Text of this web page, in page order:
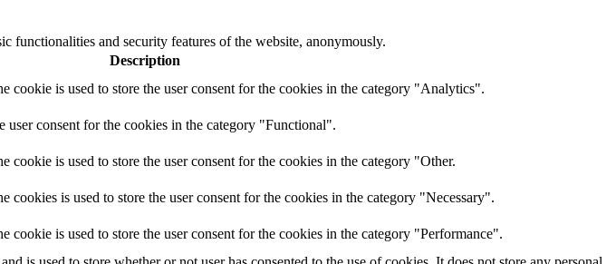
functionalities and security features of the website, anonymously.
Description
is used to store the user consent for the cookies in the category "Analytics".
consent for the cookies in the category "Functional".
is used to store the user consent for the cookies in the category "Other.
is used to store the user consent for the cookies in the category "Necessary".
is used to store the user consent for the cookies in the category "Performance".